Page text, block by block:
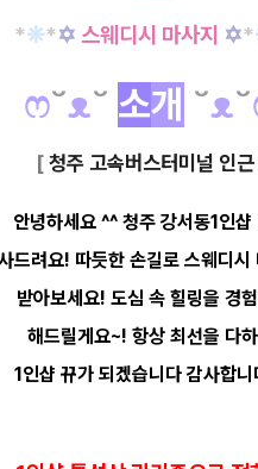
*❊*✡ 스웨디시 마사지 ✡*
ෆ˘ᴥ˘ 소개 ˘ᴥ˘
[청주 고속버스터미널 인
안녕하세요 ^^ 청주 강서동1인
드려요! 따듯한 손길로 스웨디시
받아보세요! 도심 속 힐링을 경험
해드릴게요~! 항상 최선을 다
1인샵 뀨가 되겠습니다 감사합